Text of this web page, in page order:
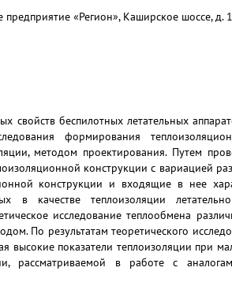
«Регион», Каширское шоссе, д.
беспилотных летательных
формирования
методом проектирования. Путем
конструкции с вариацией
конструкции и входящие в нее
в качестве теплоизоляции
исследование теплообмена
По результатам теоретического
высокие показатели теплоизоляции при
рассматриваемой в работе с